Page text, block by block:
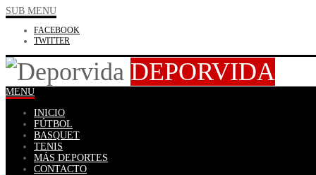
SUB MENU
FACEBOOK
TWITTER
DEPORVIDA
MENU
INICIO
FÚTBOL
BASQUET
TENIS
MÁS DEPORTES
CONTACTO